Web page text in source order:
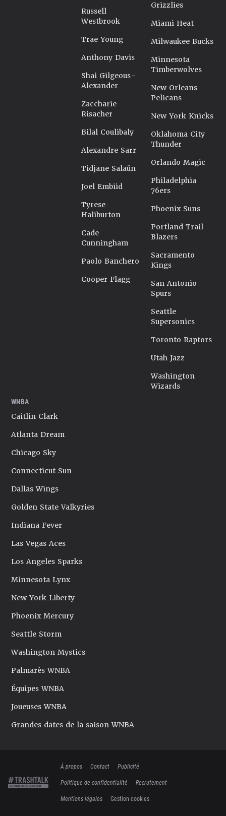
Russell
Westbrook
Trae Young
Anthony Davis
Shai Gilgeous-
Alexander
Zaccharie
Risacher
Bilal Coulibaly
Alexandre Sarr
Tidjane Salaün
Joel Embiid
Tyrese
Haliburton
Cade
Cunningham
Paolo Banchero
Cooper Flagg
Grizzlies
Miami Heat
Milwaukee Bucks
Minnesota
Timberwolves
New Orleans
Pelicans
New York Knicks
Oklahoma City
Thunder
Orlando Magic
Philadelphia
76ers
Phoenix Suns
Portland Trail
Blazers
Sacramento
Kings
San Antonio
Spurs
Seattle
Supersonics
Toronto Raptors
Utah Jazz
Washington
Wizards
WNBA
Caitlin Clark
Atlanta Dream
Chicago Sky
Connecticut Sun
Dallas Wings
Golden State Valkyries
Indiana Fever
Las Vegas Aces
Los Angeles Sparks
Minnesota Lynx
New York Liberty
Phoenix Mercury
Seattle Storm
Washington Mystics
Palmarès WNBA
Équipes WNBA
Joueuses WNBA
Grandes dates de la saison WNBA
À propos Contact
Publicité
Politique de confidentialité
Recrutement
Mentions légales
Gestion cookies